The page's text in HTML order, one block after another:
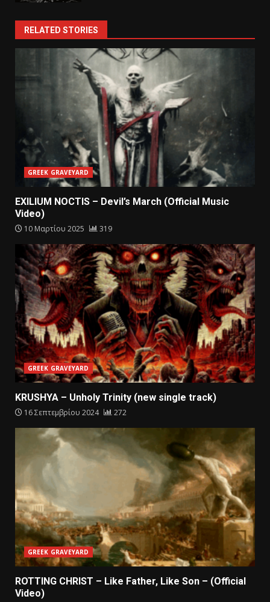
RELATED STORIES
GREEK GRAVEYARD
EXILIUM NOCTIS – Devil’s March (Official Music
Video)
10 Μαρτίου 2025 319
GREEK GRAVEYARD
KRUSHYA – Unholy Trinity (new single track)
16 Σεπτεμβρίου 2024 272
GREEK GRAVEYARD
ROTTING CHRIST – Like Father, Like Son – (Official
Video)